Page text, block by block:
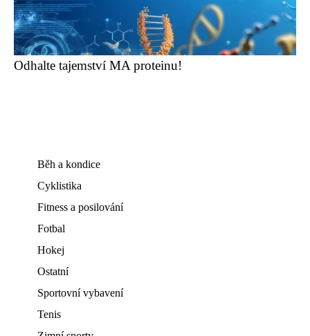
Odhalte tajemství MA proteinu!
Běh a kondice
Cyklistika
Fitness a posilování
Fotbal
Hokej
Ostatní
Sportovní vybavení
Tenis